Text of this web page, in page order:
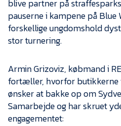
blive partner på
pauserne i kampene på Blue
forskellige ungdomshold
stor turnering.
Armin Grizoviz, købmand i
fortæller, hvorfor
ønsker at bakke op om
Samarbejde og har skruet
engagementet: